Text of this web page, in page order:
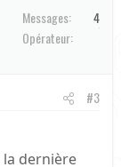
Messages
4
Opérateur
#3
la dernière